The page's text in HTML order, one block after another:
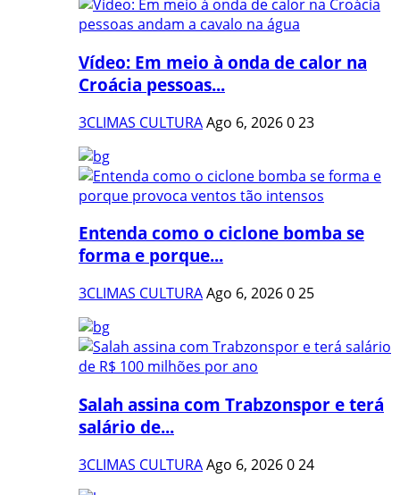
Vídeo: Em meio à onda de calor na
Croácia pessoas...
3CLIMAS CULTURAAgo 6, 2026023
Entenda como o ciclone bomba se
forma e porque...
3CLIMAS CULTURAAgo 6, 2026025
Salah assina com Trabzonspor e terá
salário de...
3CLIMAS CULTURAAgo 6, 2026024